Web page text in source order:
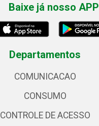
Baixe já nosso APP
Departamentos
COMUNICACAO
CONSUMO
CONTROLE DE ACESSO